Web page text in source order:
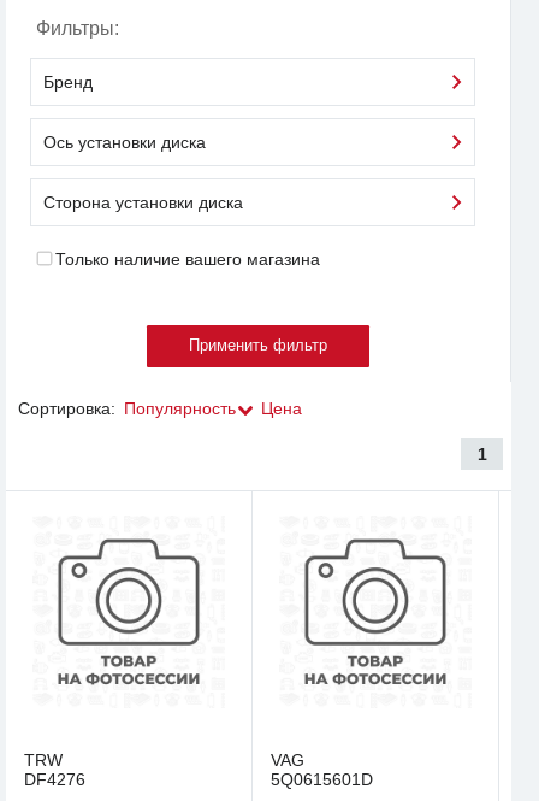
Фильтры:
Бренд
Ось установки диска
Сторона установки диска
Только наличие вашего магазина
Сортировка: Популярность Цена
1
TRW
DF4276
VAG
5Q0615601D